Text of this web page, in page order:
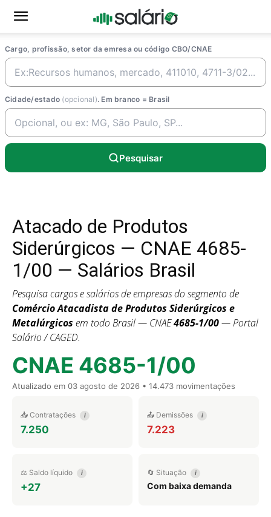
Cargo, profissão, setor da emresa ou código CBO/CNAE
Cidade/estado (opcional). Em branco = Brasil
Pesquisar
Atacado de Produtos
Siderúrgicos — CNAE 4685-
1/00 — Salários Brasil
Pesquisa cargos e salários de empresas do segmento de
Comércio Atacadista de Produtos Siderúrgicos e
Metalúrgicos em todo Brasil — CNAE4685-1/00— Portal
Salário / CAGED.
CNAE 4685-1/00
Atualizado em 03 agosto de 2026 • 14.473 movimentações
📥 Contratações i
7.250
📤 Demissões i
7.223
⚖️ Saldo líquido i
+27
🔄 Situação i
Com baixa demanda